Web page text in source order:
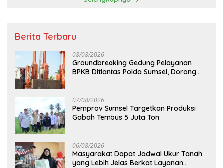
Berita Terbaru
08/08/2026
Groundbreaking Gedung Pelayanan
BPKB Ditlantas Polda Sumsel, Dorong
07/08/2026
Pemprov Sumsel Targetkan Produksi
Gabah Tembus 5 Juta Ton
06/08/2026
Masyarakat Dapat Jadwal Ukur Tanah
yang Lebih Jelas Berkat Layanan